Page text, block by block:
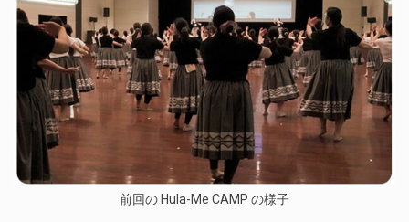
前回の Hula-Me CAMP の様子